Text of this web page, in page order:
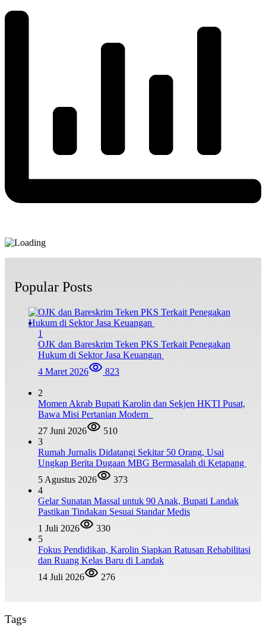
Popular Posts
1
OJK dan Bareskrim Teken PKS Terkait Penegakan
Hukum di Sektor Jasa Keuangan
4 Maret 2026
823
2
Momen Akrab Bupati Karolin dan Sekjen HKTI Pusat,
Bawa Misi Pertanian Modern
27 Juni 2026
510
3
Rumah Jurnalis Didatangi Sekitar 50 Orang, Usai
Ungkap Berita Dugaan MBG Bermasalah di Ketapang
5 Agustus 2026
373
4
Gelar Sunatan Massal untuk 90 Anak, Bupati Landak
Pastikan Tindakan Sesuai Standar Medis
1 Juli 2026
330
5
Fokus Pendidikan, Karolin Siapkan Ratusan Rehabilitasi
dan Ruang Kelas Baru di Landak
14 Juli 2026
276
Tags